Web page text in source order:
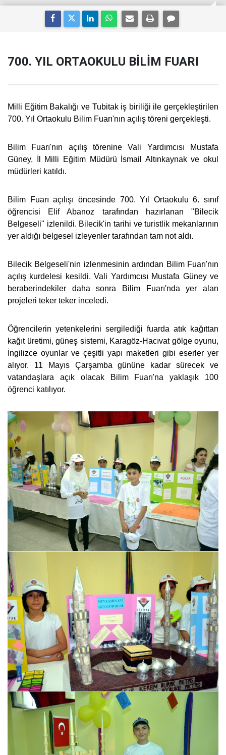
700. YIL ORTAOKULU BİLİM FUARI
Milli Eğitim Bakalığı ve Tubitak iş biriliği ile gerçekleştirilen
700. Yıl Ortaokulu Bilim Fuarı'nın açılış töreni gerçekleşti.
Bilim Fuarı'nın açılış törenine Vali Yardımcısı Mustafa
Güney, İl Milli Eğitim Müdürü İsmail Altınkaynak ve okul
müdürleri katıldı.
Bilim Fuarı açılışı öncesinde 700. Yıl Ortaokulu 6. sınıf
öğrencisi Elif Abanoz tarafından hazırlanan "Bilecik
Belgeseli" izlenildi. Bilecik'in tarihi ve turistlik mekanlarının
yer aldığı belgesel izleyenler tarafından tam not aldı.
Bilecik Belgeseli'nin izlenmesinin ardından Bilim Fuarı'nın
açılış kurdelesi kesildi. Vali Yardımcısı Mustafa Güney ve
beraberindekiler daha sonra Bilim Fuarı'nda yer alan
projeleri teker teker inceledi.
Öğrencilerin yetenkelerini sergilediği fuarda atık kağıttan
kağıt üretimi, güneş sistemi, Karagöz-Hacıvat gölge oyunu,
İngilizce oyunlar ve çeşitli yapı maketleri gibi eserler yer
alıyor. 11 Mayıs Çarşamba gününe kadar sürecek ve
vatandaşlara açık olacak Bilim Fuarı'na yaklaşık 100
öğrenci katılıyor.